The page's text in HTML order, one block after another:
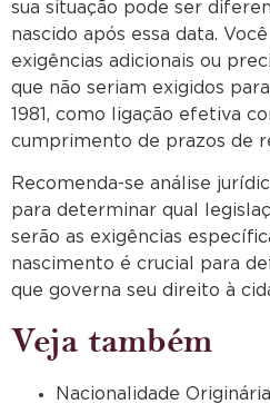
sua situação pode ser
nascido após essa data.
exigências adicionais ou
que não seriam exigidos
1981, como ligação efetiva
cumprimento de prazos de
Recomenda-se análise
para determinar qual
serão as exigências
nascimento é crucial para
que governa seu direito à
Veja também
Nacionalidade Originária